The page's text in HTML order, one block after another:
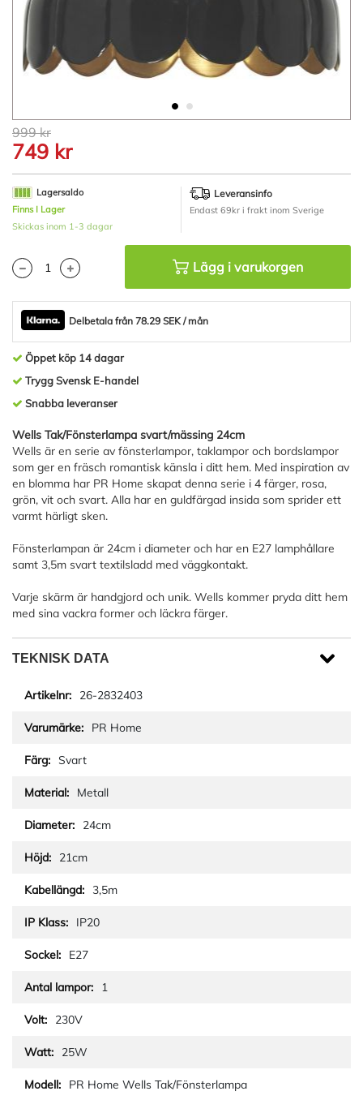
Hoppa
till
början
av
bildgalleriet
999 kr
749 kr
Lagersaldo
Finns I Lager
Skickas inom 1-3 dagar
Leveransinfo
Endast 69kr i frakt inom Sverige
Lägg i varukorgen
Delbetala från 78.29 SEK / mån
Öppet köp 14 dagar
Trygg Svensk E-handel
Snabba leveranser
Wells Tak/Fönsterlampa svart/mässing 24cm
Wells är en serie av fönsterlampor, taklampor och bordslampor
som ger en fräsch romantisk känsla i ditt hem. Med inspiration av
en blomma har PR Home skapat denna serie i 4 färger, rosa,
grön, vit och svart. Alla har en guldfärgad insida som sprider ett
varmt härligt sken.
Fönsterlampan är 24cm i diameter och har en E27 lamphållare
samt 3,5m svart textilsladd med väggkontakt.
Varje skärm är handgjord och unik. Wells kommer pryda ditt hem
med sina vackra former och läckra färger.
TEKNISK DATA
26-2832403
PR Home
Svart
Metall
24cm
21cm
3,5m
IP20
E27
1
230V
25W
PR Home Wells Tak/Fönsterlampa